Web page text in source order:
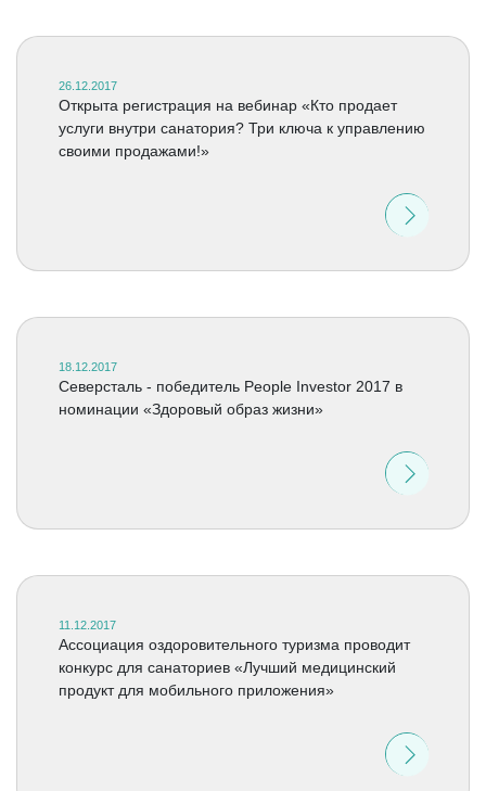
26.12.2017
Открыта регистрация на вебинар «Кто продает
услуги внутри санатория? Три ключа к управлению
своими продажами!»
18.12.2017
Северсталь - победитель People Investor 2017 в
номинации «Здоровый образ жизни»
11.12.2017
Ассоциация оздоровительного туризма проводит
конкурс для санаториев «Лучший медицинский
продукт для мобильного приложения»